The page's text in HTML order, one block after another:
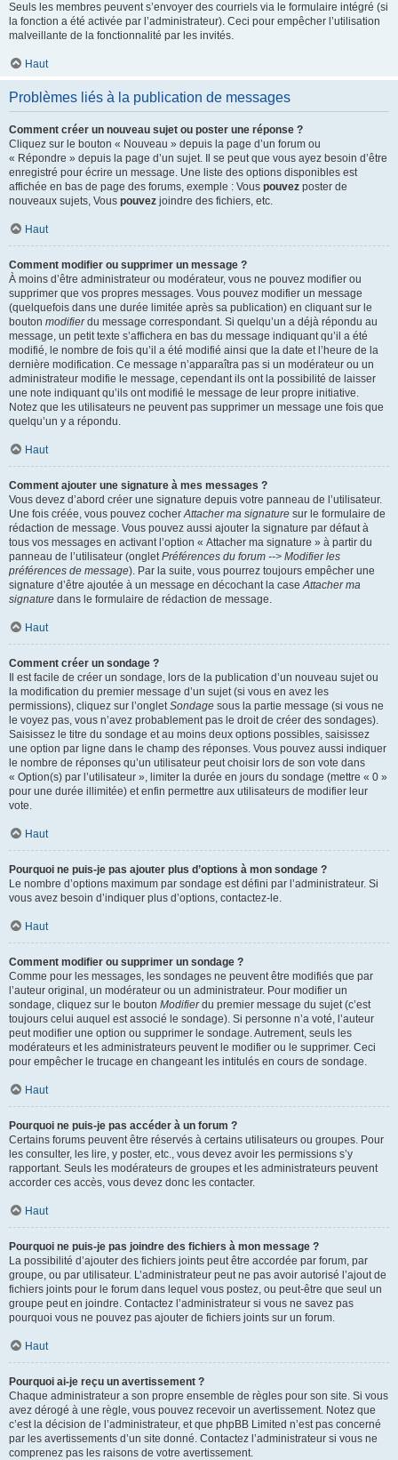
Seuls les membres peuvent s’envoyer des courriels via le formulaire intégré (si
la fonction a été activée par l’administrateur). Ceci pour empêcher l’utilisation
malveillante de la fonctionnalité par les invités.
Haut
Problèmes liés à la publication de messages
Comment créer un nouveau sujet ou poster une réponse ?
Cliquez sur le bouton « Nouveau » depuis la page d’un forum ou
« Répondre » depuis la page d’un sujet. Il se peut que vous ayez besoin d’être
enregistré pour écrire un message. Une liste des options disponibles est
affichée en bas de page des forums, exemple : Vous pouvez poster de
nouveaux sujets, Vous pouvez joindre des fichiers, etc.
Haut
Comment modifier ou supprimer un message ?
À moins d’être administrateur ou modérateur, vous ne pouvez modifier ou
supprimer que vos propres messages. Vous pouvez modifier un message
(quelquefois dans une durée limitée après sa publication) en cliquant sur le
bouton modifierdu message correspondant. Si quelqu’un a déjà répondu au
message, un petit texte s’affichera en bas du message indiquant qu’il a été
modifié, le nombre de fois qu’il a été modifié ainsi que la date et l’heure de la
dernière modification. Ce message n’apparaîtra pas si un modérateur ou un
administrateur modifie le message, cependant ils ont la possibilité de laisser
une note indiquant qu’ils ont modifié le message de leur propre initiative.
Notez que les utilisateurs ne peuvent pas supprimer un message une fois que
quelqu’un y a répondu.
Haut
Comment ajouter une signature à mes messages ?
Vous devez d’abord créer une signature depuis votre panneau de l’utilisateur.
Une fois créée, vous pouvez cocherAttacher ma signature sur le formulaire de
rédaction de message. Vous pouvez aussi ajouter la signature par défaut à
tous vos messages en activant l’option « Attacher ma signature » à partir du
panneau de l’utilisateur (ongletPréférences du forum --> Modifier les
préférences de message). Par la suite, vous pourrez toujours empêcher une
signature d’être ajoutée à un message en décochant la caseAttacher ma
signature dans le formulaire de rédaction de message.
Haut
Comment créer un sondage ?
Il est facile de créer un sondage, lors de la publication d’un nouveau sujet ou
la modification du premier message d’un sujet (si vous en avez les
permissions), cliquez sur l’ongletSondage sous la partie message (si vous ne
le voyez pas, vous n’avez probablement pas le droit de créer des sondages).
Saisissez le titre du sondage et au moins deux options possibles, saisissez
une option par ligne dans le champ des réponses. Vous pouvez aussi indiquer
le nombre de réponses qu’un utilisateur peut choisir lors de son vote dans
« Option(s) par l’utilisateur », limiter la durée en jours du sondage (mettre « 0 »
pour une durée illimitée) et enfin permettre aux utilisateurs de modifier leur
vote.
Haut
Pourquoi ne puis-je pas ajouter plus d’options à mon sondage ?
Le nombre d’options maximum par sondage est défini par l’administrateur. Si
vous avez besoin d’indiquer plus d’options, contactez-le.
Haut
Comment modifier ou supprimer un sondage ?
Comme pour les messages, les sondages ne peuvent être modifiés que par
l’auteur original, un modérateur ou un administrateur. Pour modifier un
sondage, cliquez sur le bouton Modifierdu premier message du sujet (c’est
toujours celui auquel est associé le sondage). Si personne n’a voté, l’auteur
peut modifier une option ou supprimer le sondage. Autrement, seuls les
modérateurs et les administrateurs peuvent le modifier ou le supprimer. Ceci
pour empêcher le trucage en changeant les intitulés en cours de sondage.
Haut
Pourquoi ne puis-je pas accéder à un forum ?
Certains forums peuvent être réservés à certains utilisateurs ou groupes. Pour
les consulter, les lire, y poster, etc., vous devez avoir les permissions s’y
rapportant. Seuls les modérateurs de groupes et les administrateurs peuvent
accorder ces accès, vous devez donc les contacter.
Haut
Pourquoi ne puis-je pas joindre des fichiers à mon message ?
La possibilité d’ajouter des fichiers joints peut être accordée par forum, par
groupe, ou par utilisateur. L’administrateur peut ne pas avoir autorisé l’ajout de
fichiers joints pour le forum dans lequel vous postez, ou peut-être que seul un
groupe peut en joindre. Contactez l’administrateur si vous ne savez pas
pourquoi vous ne pouvez pas ajouter de fichiers joints sur un forum.
Haut
Pourquoi ai-je reçu un avertissement ?
Chaque administrateur a son propre ensemble de règles pour son site. Si vous
avez dérogé à une règle, vous pouvez recevoir un avertissement. Notez que
c’est la décision de l’administrateur, et que phpBB Limited n’est pas concerné
par les avertissements d’un site donné. Contactez l’administrateur si vous ne
comprenez pas les raisons de votre avertissement.